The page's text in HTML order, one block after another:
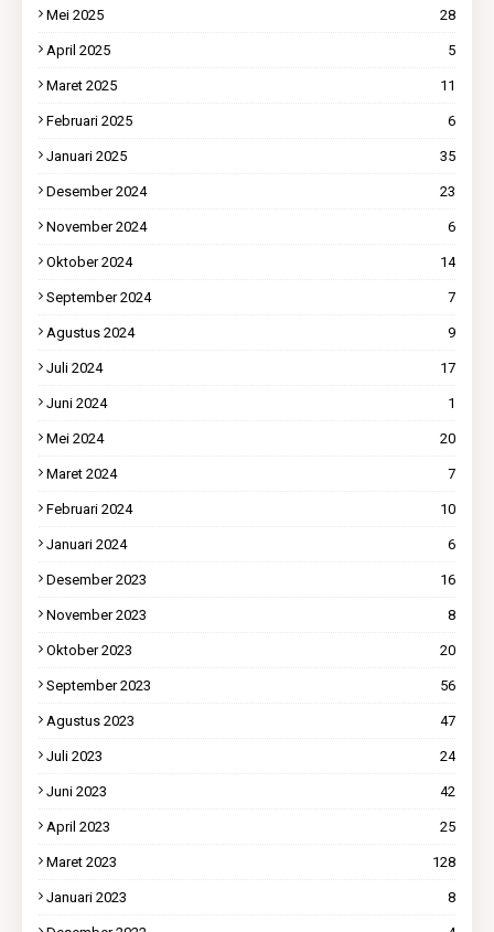
Mei 2025 28
April 2025 5
Maret 2025 11
Februari 2025 6
Januari 2025 35
Desember 2024 23
November 2024 6
Oktober 2024 14
September 2024 7
Agustus 2024 9
Juli 2024 17
Juni 2024 1
Mei 2024 20
Maret 2024 7
Februari 2024 10
Januari 2024 6
Desember 2023 16
November 2023 8
Oktober 2023 20
September 2023 56
Agustus 2023 47
Juli 2023 24
Juni 2023 42
April 2023 25
Maret 2023 128
Januari 2023 8